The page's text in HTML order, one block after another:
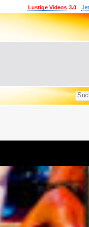
Lustige Videos 3.0